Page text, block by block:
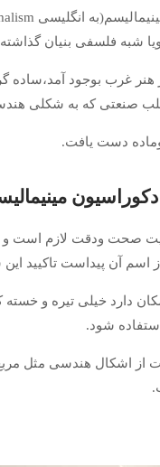
شبه فلسفی بنیان
غرب بوجود آمد،ساده
صنعتی که به شکلی
دست یافت.
دکوراسیون
صحت ودقت لازم است
آن پیداست تاکیید
دارد خیلی تیره و خسته
شود.
از اشکال هندسی مثل